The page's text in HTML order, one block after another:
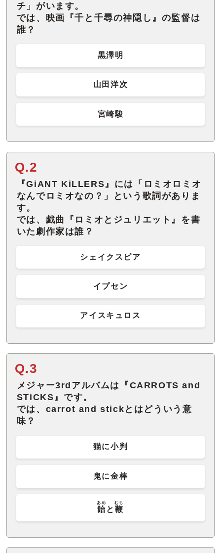
チ」がいます。
では、映画『千と千尋の神隠し』の監督は
誰？
黒澤明
山田洋次
宮崎駿
Q.2
『GiANT KiLLERS』には「ロミオロミオ
なんでロミオなの？」という歌詞がありま
す。
では、戯曲『ロミオとジュリエット』を書
いた劇作家は誰？
シェイクスピア
イプセン
アイスキュロス
Q.3
メジャー3rdアルバムは『CARROTS and
STiCKS』です。
では、carrot and stickとはどういう意
味？
猫に小判
鬼に金棒
飴
あめ
と 鞭
むち